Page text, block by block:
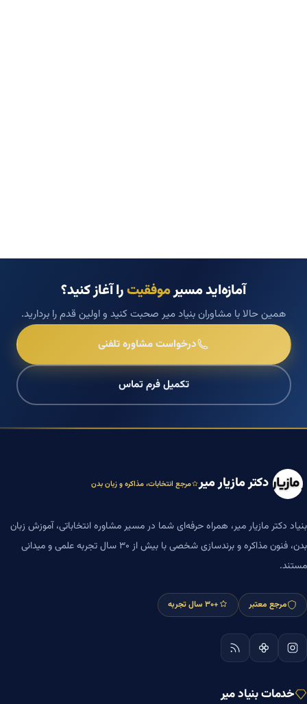
آمازه‌اید مسیرموفقیترا آغاز کنید؟
همین حالا با مشاوران بنیاد میر صحبت کنید و اولین قدم را بردارید.
درخواست مشاوره تلفنی
تکمیل فرم تماس
دکتر مازیار میر مرجع انتخابات، مذاکره و زبان بدن
بنیاد دکتر مازیار میر، همراه حرفه‌ای شما در مسیر مشاوره انتخاباتی، آموزش زبان
بدن، فنون مذاکره و برندسازی شخصی با بیش از ۳۰ سال تجربه علمی و میدانی
مستند.
مرجع معتبر +۳۰ سال تجربه
خدمات بنیاد میر